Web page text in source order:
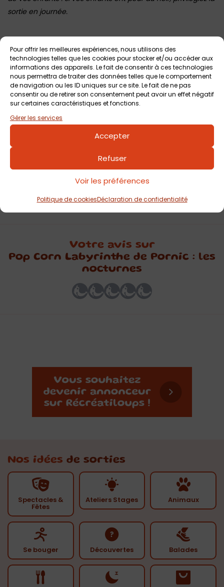
Pour offrir les meilleures expériences, nous utilisons des
technologies telles que les cookies pour stocker et/ou accéder aux
informations des appareils. Le fait de consentir à ces technologies
nous permettra de traiter des données telles que le comportement
de navigation ou les ID uniques sur ce site. Le fait de ne pas
consentir ou de retirer son consentement peut avoir un effet négatif
sur certaines caractéristiques et fonctions.
Gérer les services
Accepter
Refuser
Voir les préférences
Politique de cookiesDéclaration de confidentialité
sortie en journée.
Autres événementsà venir
Sortie nocturne au Pop Corn Labyrinthe de
Pop Corn Labyrinthe Pornic Dès 3 ans
Votre avis sur
Pop Corn Labyrinthe de Pornic : les
nocturnes
Nos idées de sorties
Spectacles &
Fêtes
Ateliers Stages Animaux
Se bouger Découvertes Balades